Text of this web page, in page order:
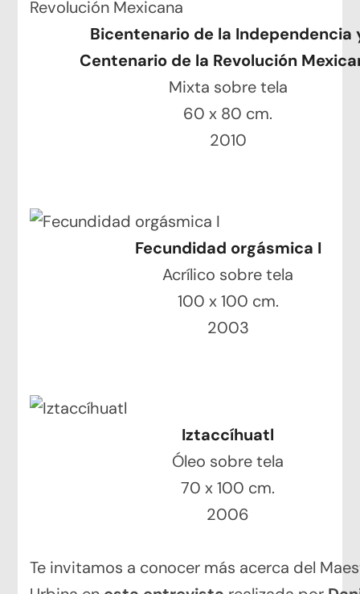
Bicentenario de la Independencia
Centenario de la Revolución
Mixta sobre tela
60 x 80 cm.
2010
Fecundidad orgásmica I
Acrílico sobre tela
100 x 100 cm.
2003
Iztaccíhuatl
Óleo sobre tela
70 x 100 cm.
2006
Te invitamos a conocer más acerca del